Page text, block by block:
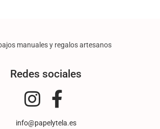
Redes sociales
info@papelytela.es